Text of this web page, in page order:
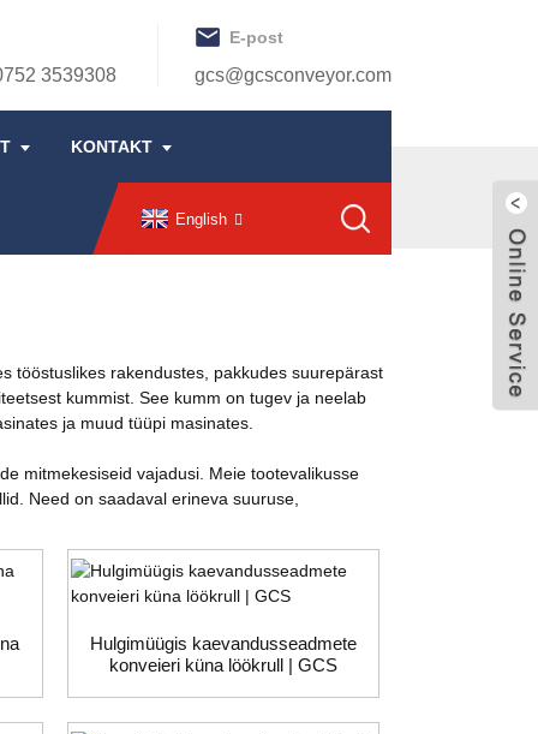
3539308
E-post
gcs@gcsconveyor.com
KONTAKT
English
tööstuslikes rakendustes, pakkudes suurepärast
kummist. See kumm on tugev ja neelab
ja muud tüüpi masinates.
mitmekesiseid vajadusi. Meie tootevalikusse
Need on saadaval erineva suuruse,
Hulgimüügis kaevandusseadmete
konveieri küna löökrull | GCS